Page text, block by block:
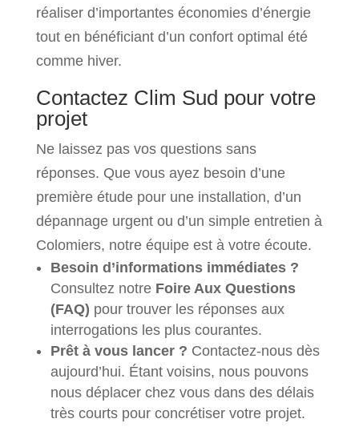
réaliser d’importantes économies d’énergie
tout en bénéficiant d’un confort optimal été
comme hiver.
Contactez Clim Sud pour votre
projet
Ne laissez pas vos questions sans
réponses. Que vous ayez besoin d’une
première étude pour une installation, d’un
dépannage urgent ou d’un simple entretien à
Colomiers, notre équipe est à votre écoute.
Besoin d’informations immédiates ?
Consultez notre Foire Aux Questions
(FAQ) pour trouver les réponses aux
interrogations les plus courantes.
Prêt à vous lancer ? Contactez-nous dès
aujourd’hui. Étant voisins, nous pouvons
nous déplacer chez vous dans des délais
très courts pour concrétiser votre projet.